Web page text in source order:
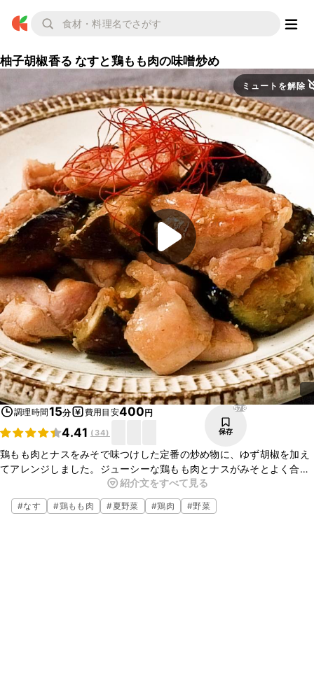
柚子胡椒香る なすと鶏もも肉の味噌炒め
ミュートを解除
調理時間15分 費用目安400円
4.41 ( 34)
578
保存
鶏もも肉とナスをみそで味つけした定番の炒め物に、ゆず胡椒を加え
てアレンジしました。ジューシーな鶏もも肉とナスがみそとよく合
い、ピリッと辛いゆず胡椒が食欲をそそります。手軽に作ることがで
きますので、ぜひお試しくださいね。
紹介文をすべて見る
#なす #鶏もも肉 #夏野菜 #鶏肉 #野菜